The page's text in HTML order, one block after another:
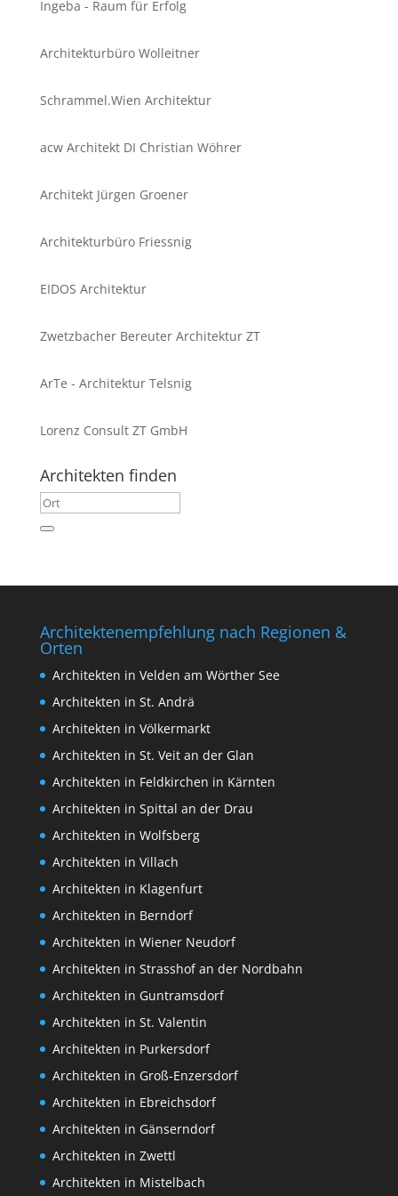
Ingeba - Raum für Erfolg
Architekturbüro Wolleitner
Schrammel.Wien Architektur
acw Architekt DI Christian Wöhrer
Architekt Jürgen Groener
Architekturbüro Friessnig
EIDOS Architektur
Zwetzbacher Bereuter Architektur ZT
ArTe - Architektur Telsnig
Lorenz Consult ZT GmbH
Architekten finden
Architektenempfehlung nach Regionen &
Orten
Architekten in Velden am Wörther See
Architekten in St. Andrä
Architekten in Völkermarkt
Architekten in St. Veit an der Glan
Architekten in Feldkirchen in Kärnten
Architekten in Spittal an der Drau
Architekten in Wolfsberg
Architekten in Villach
Architekten in Klagenfurt
Architekten in Berndorf
Architekten in Wiener Neudorf
Architekten in Strasshof an der Nordbahn
Architekten in Guntramsdorf
Architekten in St. Valentin
Architekten in Purkersdorf
Architekten in Groß-Enzersdorf
Architekten in Ebreichsdorf
Architekten in Gänserndorf
Architekten in Zwettl
Architekten in Mistelbach